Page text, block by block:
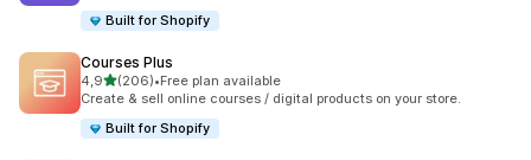
Built for Shopify
Courses Plus
4,9na 5 gwiazdek
(206)
Łączna liczba recenzji: 206
•Free plan available
Create & sell online courses / digital products on your store.
Built for Shopify